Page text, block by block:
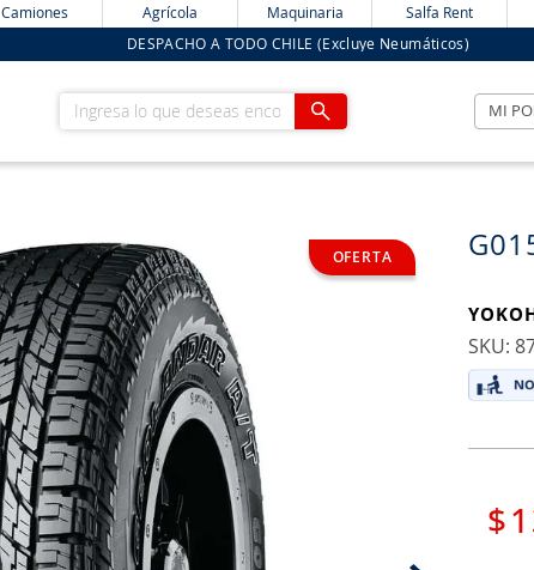
Camiones Agrícola Maquinaria Salfa Rent
DESPACHO A TODO CHILE (Excluye Neumáticos)
Ingresa lo que deseas encontrar MI
:
$